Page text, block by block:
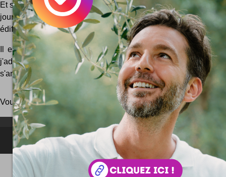
Et si on revisitait un peu les classiques de noël ? Remettre un
jour les icônes de cette fête hivernale au groove désuet,
édifiante crèche branchée !
Il est né, le divin'enfant. Non seulement les clochettes vont
j'adore employer ce verbe dans ma prose, mais en plus
s'annonce rock'n'roll par chez moi. Vu que...
Vous pouvez aussi parcourir le blogau hasard!
NEWSLETTER FOR EVER !
©2006- JeudiPhoto.netleblog lifestyle de